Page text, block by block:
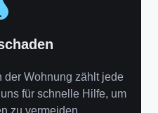
der Wohnung zählt jede
für schnelle Hilfe, um
zu vermeiden.